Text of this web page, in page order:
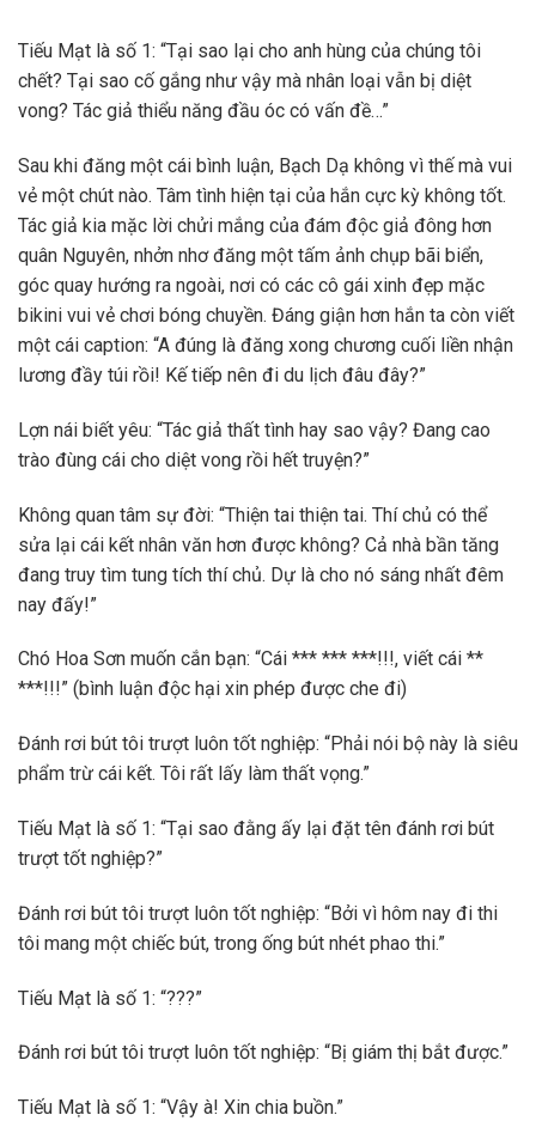
Tiếu Mạt là số 1: “Tại sao lại cho anh hùng của chúng tôi
chết? Tại sao cố gắng như vậy mà nhân loại vẫn bị diệt
vong? Tác giả thiểu năng đầu óc có vấn đề…”
Sau khi đăng một cái bình luận, Bạch Dạ không vì thế mà vui
vẻ một chút nào. Tâm tình hiện tại của hắn cực kỳ không tốt.
Tác giả kia mặc lời chửi mắng của đám độc giả đông hơn
quân Nguyên, nhởn nhơ đăng một tấm ảnh chụp bãi biển,
góc quay hướng ra ngoài, nơi có các cô gái xinh đẹp mặc
bikini vui vẻ chơi bóng chuyền. Đáng giận hơn hắn ta còn viết
một cái caption: “A đúng là đăng xong chương cuối liền nhận
lương đầy túi rồi! Kế tiếp nên đi du lịch đâu đây?”
Lợn nái biết yêu: “Tác giả thất tình hay sao vậy? Đang cao
trào đùng cái cho diệt vong rồi hết truyện?”
Không quan tâm sự đời: “Thiện tai thiện tai. Thí chủ có thể
sửa lại cái kết nhân văn hơn được không? Cả nhà bần tăng
đang truy tìm tung tích thí chủ. Dự là cho nó sáng nhất đêm
nay đấy!”
Chó Hoa Sơn muốn cắn bạn: “Cái *** *** ***!!!, viết cái **
***!!!” (bình luận độc hại xin phép được che đi)
Đánh rơi bút tôi trượt luôn tốt nghiệp: “Phải nói bộ này là siêu
phẩm trừ cái kết. Tôi rất lấy làm thất vọng.”
Tiếu Mạt là số 1: “Tại sao đằng ấy lại đặt tên đánh rơi bút
trượt tốt nghiệp?”
Đánh rơi bút tôi trượt luôn tốt nghiệp: “Bởi vì hôm nay đi thi
tôi mang một chiếc bút, trong ống bút nhét phao thi.”
Tiếu Mạt là số 1: “???”
Đánh rơi bút tôi trượt luôn tốt nghiệp: “Bị giám thị bắt được.”
Tiếu Mạt là số 1: “Vậy à! Xin chia buồn.”